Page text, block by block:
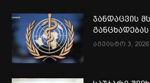
ჯანდაცვის
აგვისტო 3, 2026